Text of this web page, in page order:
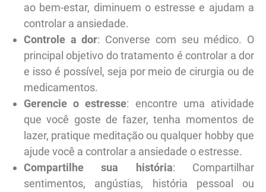
ao bem-estar, diminuem o estresse e ajudam a
controlar a ansiedade.
Controle a dor: Converse com seu médico. O
principal objetivo do tratamento é controlar a dor
e isso é possível, seja por meio de cirurgia ou de
medicamentos.
Gerencie o estresse: encontre uma atividade
que você goste de fazer, tenha momentos de
lazer, pratique meditação ou qualquer hobby que
ajude você a controlar a ansiedade o estresse.
Compartilhe sua história: Compartilhar
sentimentos, angústias, história pessoal ou